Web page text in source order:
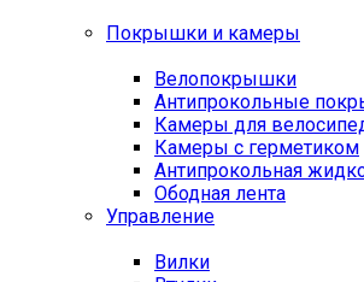
Покрышки и камеры
Велопокрышки
Антипрокольные
Камеры для
Камеры с герметиком
Антипрокольная
Ободная лента
Управление
Вилки